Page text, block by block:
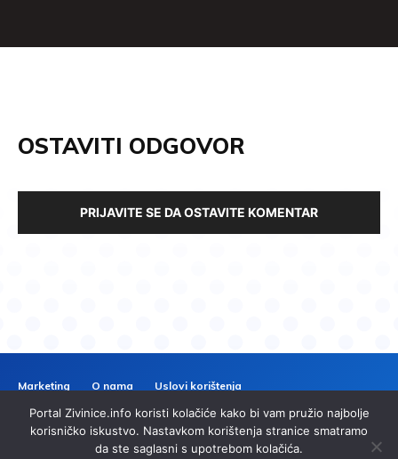
OSTAVITI ODGOVOR
PRIJAVITE SE DA OSTAVITE KOMENTAR
Marketing O nama
Uslovi korištenja
Politika privatnosti
Kontakt
ZIVINICEINFO
Portal Zivinice.info koristi kolačiće kako bi vam pružio najbolje
korisničko iskustvo. Nastavkom korištenja stranice smatramo
da ste saglasni s upotrebom kolačića.